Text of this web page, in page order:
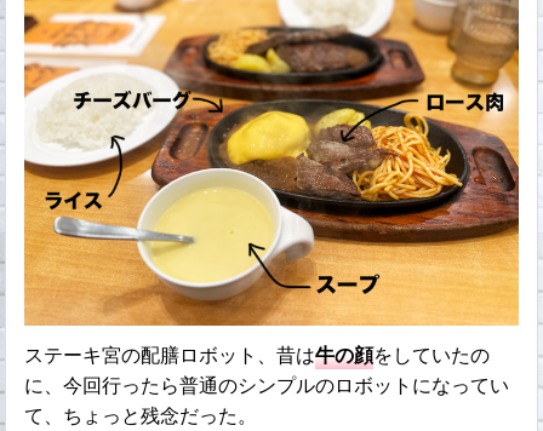
ステーキ宮の配膳ロボット、昔は牛の顔をしていたの
に、今回行ったら普通のシンプルのロボットになってい
て、ちょっと残念だった。